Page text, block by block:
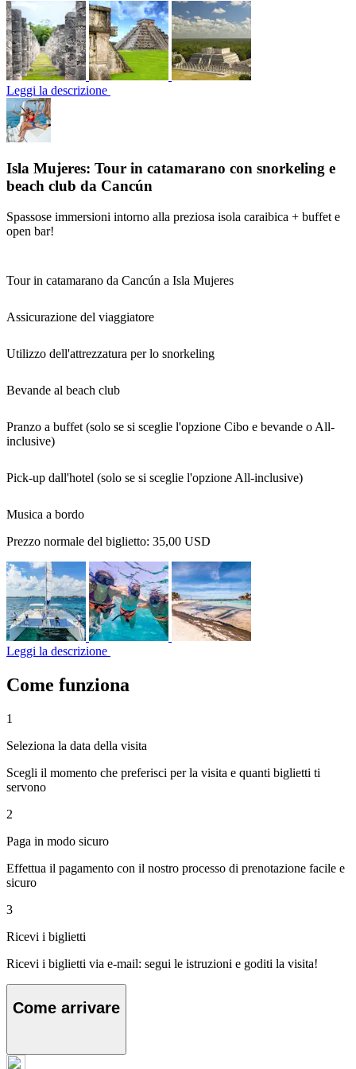
Leggi la descrizione
Isla Mujeres: Tour in catamarano con snorkeling e
beach club da Cancún
Spassose immersioni intorno alla preziosa isola caraibica + buffet e
open bar!
Tour in catamarano da Cancún a Isla Mujeres
Assicurazione del viaggiatore
Utilizzo dell'attrezzatura per lo snorkeling
Bevande al beach club
Pranzo a buffet (solo se si sceglie l'opzione Cibo e bevande o All-
inclusive)
Pick-up dall'hotel (solo se si sceglie l'opzione All-inclusive)
Musica a bordo
Prezzo normale del biglietto: 35,00 USD
Leggi la descrizione
Come funziona
1
Seleziona la data della visita
Scegli il momento che preferisci per la visita e quanti biglietti ti
servono
2
Paga in modo sicuro
Effettua il pagamento con il nostro processo di prenotazione facile e
sicuro
3
Ricevi i biglietti
Ricevi i biglietti via e-mail: segui le istruzioni e goditi la visita!
Come arrivare